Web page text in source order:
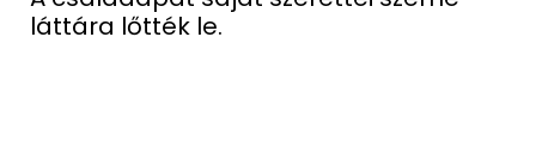
láttára lőtték le.